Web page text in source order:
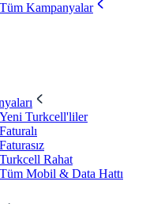
Tüm Kampanyalar
Yeni Turkcell'liler
Faturalı
Faturasız
Turkcell Rahat
Tüm Mobil & Data Hattı